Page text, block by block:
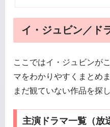
イ・ジュビン／ド
ここではイ・ジュビンが
マをわかりやすくまとめま
まだ観ていない作品を探
主演ドラマ一覧（放